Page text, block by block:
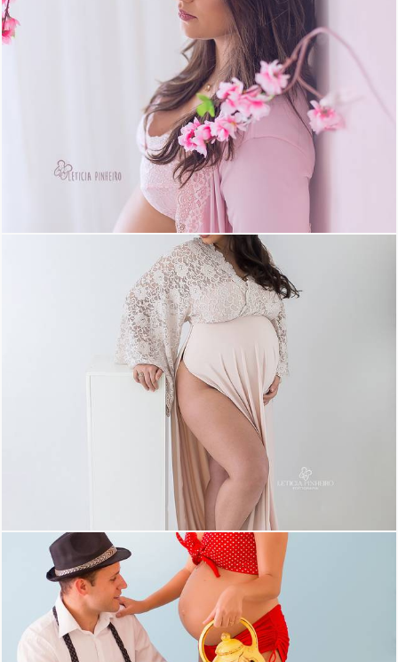
1417 10
804 9